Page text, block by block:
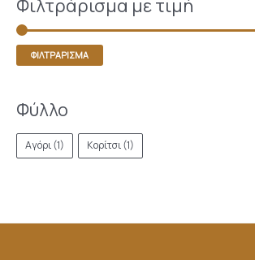
Φιλτράρισμα με τιμή
ΦΙΛΤΡΆΡΙΣΜΑ
Φύλλο
Αγόρι(1) Κορίτσι(1)